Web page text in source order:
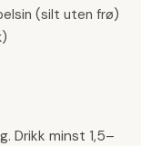
(silt uten frø)
Drikk minst 1,5–